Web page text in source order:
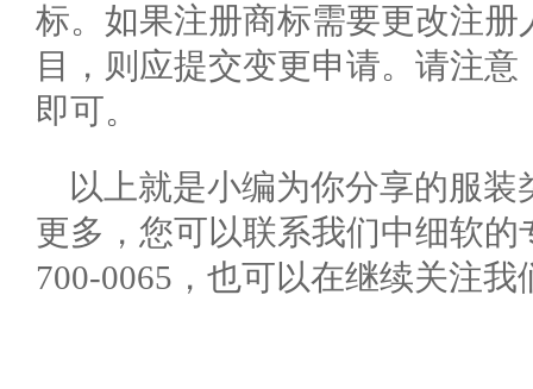
标。如果注册商标需要更改注
目，则应提交变更申请。请注
即可。
以上就是小编为你分享的服
更多，您可以联系我们中细软
700-0065，也可以在继续关注